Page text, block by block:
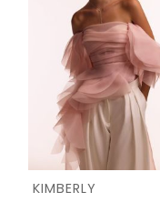
KIMBERLY